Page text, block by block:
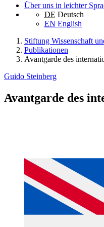
Über uns in leichter
DE Deutsch
EN English
Stiftung Wissenschaft
Publikationen
Avantgarde des
Guido Steinberg
Avantgarde des